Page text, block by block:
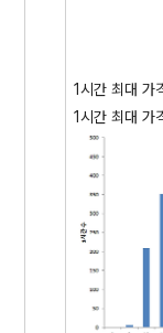
1시간 최대
1시간 최대 가